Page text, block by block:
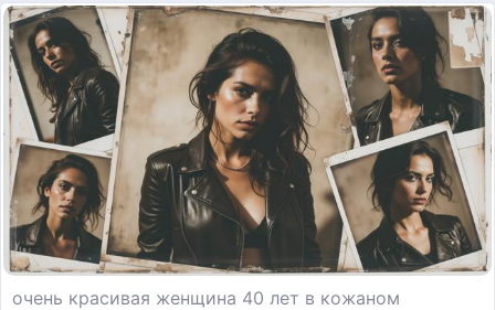
очень красивая женщина 40 лет в кожаном